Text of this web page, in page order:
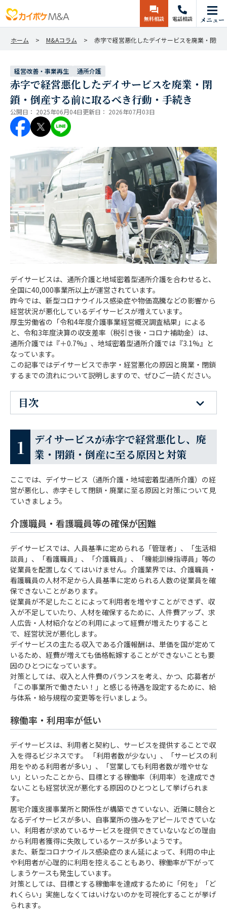
無料相談 電話相談 メニュー
ホーム M&Aコラム 赤字で経営悪化したデイサービスを廃業・閉鎖
経営改善・事業再生 通所介護
赤字で経営悪化したデイサービスを廃業・閉
鎖・倒産する前に取るべき行動・手続き
公開日： 2025年06月04日更新日： 2026年07月03日
デイサービスは、通所介護と地域密着型通所介護を合わせると、
全国に40,000事業所以上が運営されています。
昨今では、新型コロナウイルス感染症や物価高騰などの影響から
経営状況が悪化しているデイサービスが増えています。
厚生労働省の「令和4年度介護事業経営概況調査結果」による
と、令和3年度決算の収支差率（税引き後・コロナ補助金）は、
通所介護では『＋0.7%』、地域密着型通所介護では『3.1%』と
なっています。
この記事ではデイサービスで赤字・経営悪化の原因と廃業・閉鎖
するまでの流れについて説明しますので、ぜひご一読ください。
目次
閉鎖・倒産に至る原因と対策
デイサービスの閉鎖・廃業の手順・手続き
閉鎖・廃業ではなく、M&A（事業売却）と
いう選択を！
まとめ
デイサービスが赤字で経営悪化し、廃
業・閉鎖・倒産に至る原因と対策
ここでは、デイサービス（通所介護・地域密着型通所介護）の経
営が悪化し、赤字そして閉鎖・廃業に至る原因と対策について見
ていきましょう。
介護職員・看護職員等の確保が困難
デイサービスでは、人員基準に定められる「管理者」、「生活相
談員」、「看護職員」、「介護職員」、「機能訓練指導員」等の
従業員を配置しなくてはいけません。介護業界では、介護職員・
看護職員の人材不足から人員基準に定められる人数の従業員を確
保できないことがあります。
従業員が不足したことによって利用者を増やすことができず、収
入が不足していたり、人材を確保するために、人件費アップ、求
人広告・人材紹介などの利用によって経費が増えたりすること
で、経営状況が悪化します。
デイサービスの主たる収入である介護報酬は、単価を国が定めて
いるため、経費が増えても価格転嫁することができないことも要
因のひとつになっています。
対策としては、収入と人件費のバランスを考え、かつ、応募者が
「この事業所で働きたい！」と感じる待遇を設定するために、給
与体系・給与規程の変更等を行いましょう。
稼働率・利用率が低い
デイサービスは、利用者と契約し、サービスを提供することで収
入を得るビジネスです。 「利用者数が少ない」、「サービスの利
用をやめる利用者が多い」、「営業しても利用者数が増やせな
い」といったことから、目標とする稼働率（利用率）を達成でき
ないことも経営状況が悪化する原因のひとつとして挙げられま
す。
居宅介護支援事業所と関係性が構築できていない、近隣に競合と
なるデイサービスが多い、自事業所の強みをアピールできていな
い、利用者が求めているサービスを提供できていないなどの理由
から利用者獲得に失敗しているケースが多いようです。
また、新型コロナウイルス感染症のまん延によって、利用の中止
や利用者が心理的に利用を控えることもあり、稼働率が下がって
しまうケースも発生しています。
対策としては、目標とする稼働率を達成するために「何を」「ど
れくらい」実施しなくてはいけないのかを可視化することが挙げ
られます。